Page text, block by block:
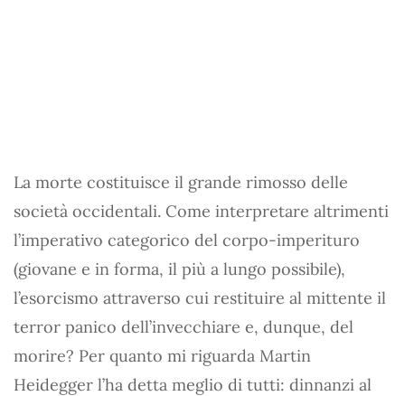
La morte costituisce il grande rimosso delle
società occidentali. Come interpretare altrimenti
l’imperativo categorico del corpo-imperituro
(giovane e in forma, il più a lungo possibile),
l’esorcismo attraverso cui restituire al mittente il
terror panico dell’invecchiare e, dunque, del
morire? Per quanto mi riguarda Martin
Heidegger l’ha detta meglio di tutti: dinnanzi al